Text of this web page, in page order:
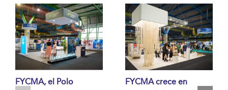
FYCMA, el Polo
FYCMA crece en